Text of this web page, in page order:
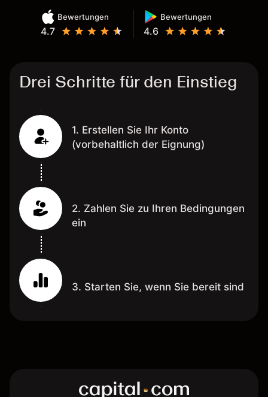
Bewertungen
4.7
Bewertungen
4.6
Drei Schritte für den Einstieg
1. Erstellen Sie Ihr Konto
(vorbehaltlich der Eignung)
2. Zahlen Sie zu Ihren Bedingungen
ein
3. Starten Sie, wenn Sie bereit sind